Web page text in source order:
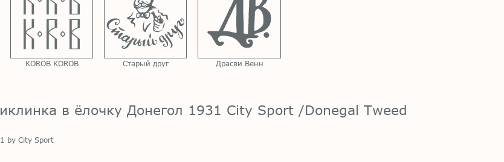
KOROB KOROB Старый друг Драсви Венн
в ёлочку Донегол 1931 City Sport /Donegal Tweed
by City Sport